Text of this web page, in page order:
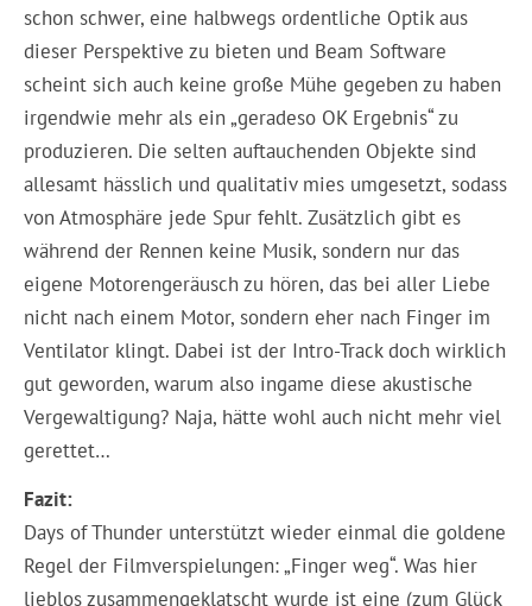
schon schwer, eine halbwegs ordentliche Optik aus
dieser Perspektive zu bieten und Beam Software
scheint sich auch keine große Mühe gegeben zu haben
irgendwie mehr als ein „geradeso OK Ergebnis“ zu
produzieren. Die selten auftauchenden Objekte sind
allesamt hässlich und qualitativ mies umgesetzt, sodass
von Atmosphäre jede Spur fehlt. Zusätzlich gibt es
während der Rennen keine Musik, sondern nur das
eigene Motorengeräusch zu hören, das bei aller Liebe
nicht nach einem Motor, sondern eher nach Finger im
Ventilator klingt. Dabei ist der Intro-Track doch wirklich
gut geworden, warum also ingame diese akustische
Vergewaltigung? Naja, hätte wohl auch nicht mehr viel
gerettet…
Fazit:
Days of Thunder unterstützt wieder einmal die goldene
Regel der Filmverspielungen: „Finger weg“. Was hier
lieblos zusammengeklatscht wurde ist eine (zum Glück